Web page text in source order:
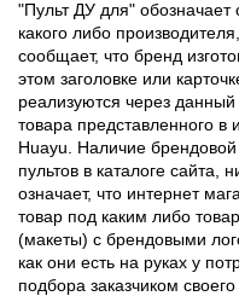
"Пульт ДУ для" обозначает
какого либо
сообщает, что бренд
этом заголовке или
реализуются через
товара представленного в
Huayu. Наличие
пультов в каталоге сайта,
означает, что интернет
товар под каким либо
(макеты) с брендовыми
как они есть на руках у
подбора заказчиком